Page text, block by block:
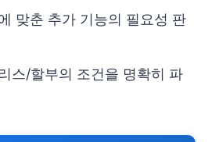
맞춘 추가 기능의 필요성 판
스/할부의 조건을 명확히 파